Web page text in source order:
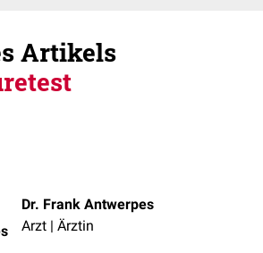
Artikels
Dr. Frank Antwerpes
Arzt | Ärztin